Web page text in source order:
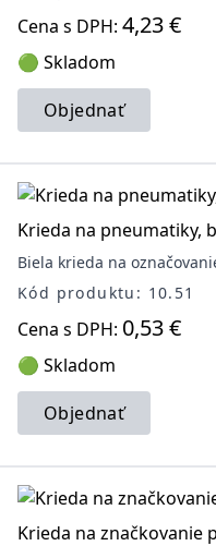
Cena s DPH: 4,23 €
🟢 Skladom
Objednať
Krieda na pneumatiky,
Biela krieda na
Kód produktu: 10.51
Cena s DPH: 0,53 €
🟢 Skladom
Objednať
Krieda na značkovanie